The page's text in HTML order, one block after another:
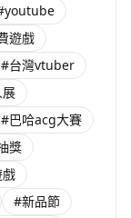
遊戲
#台灣vtuber
#巴哈acg大賽
獎
#新品節